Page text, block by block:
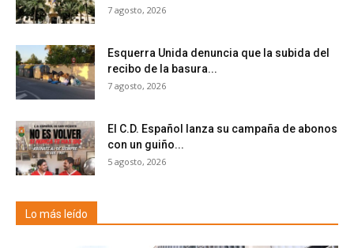
7 agosto, 2026
Esquerra Unida denuncia que la subida del
recibo de la basura...
7 agosto, 2026
El C.D. Español lanza su campaña de abonos
con un guiño...
5 agosto, 2026
Lo más leído